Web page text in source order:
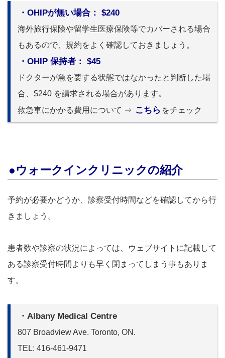
・OHIPが無い場合： $240
海外旅行保険や留学生医療保険等でカバーされる場合
もあるので、規約をよく確認しておきましょう。
・OHIP 保持者： $45
ドクターが急を要する状態ではなかったと判断した場
合、$240 を請求される場合があります。
救急車にかかる費用について ⇒ こちら をチェック
●ウォークインクリニックの紹介
予約が必要かどうか、診察受付時間などを確認してから行
きましょう。
患者数や診察の状況によっては、ウェブサイトに記載して
ある診察受付時間よりも早く閉まってしまう事もありま
す。
・Albany Medical Centre
807 Broadview Ave. Toronto, ON.
TEL: 416-461-9471